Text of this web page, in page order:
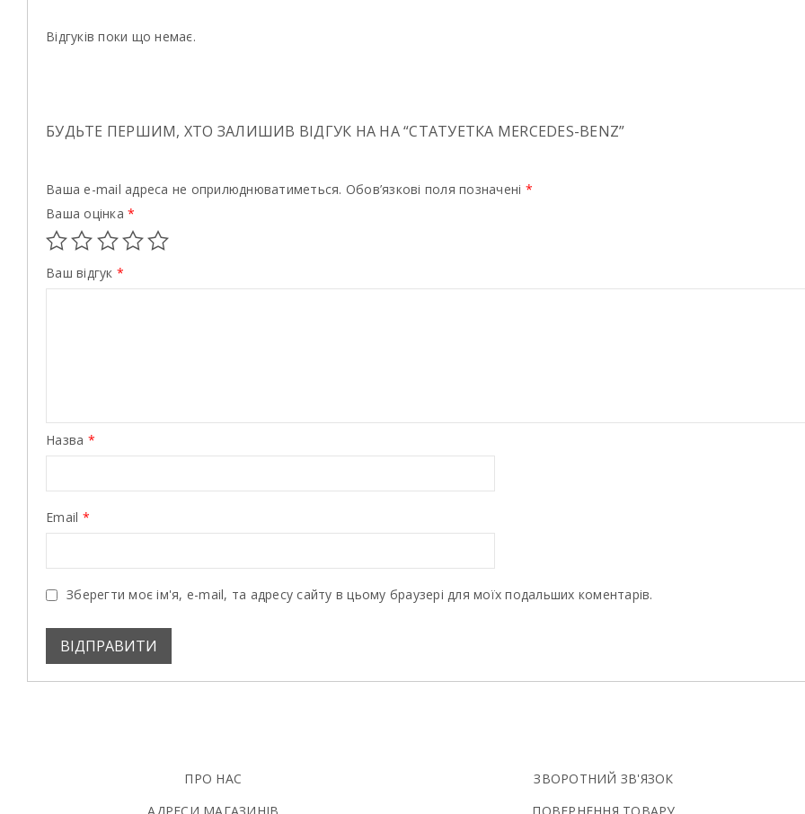
Відгуків поки що немає.
БУДЬТЕ ПЕРШИМ, ХТО ЗАЛИШИВ ВІДГУК НА НА “СТАТУЕТКА MERCEDES-BENZ”
Ваша e-mail адреса не оприлюднюватиметься. Обов’язкові поля позначені *
Ваша оцінка *
Ваш відгук *
Назва *
Email *
Зберегти моє ім'я, e-mail, та адресу сайту в цьому браузері для моїх подальших коментарів.
ПРО НАС
ЗВОРОТНИЙ ЗВ'ЯЗОК